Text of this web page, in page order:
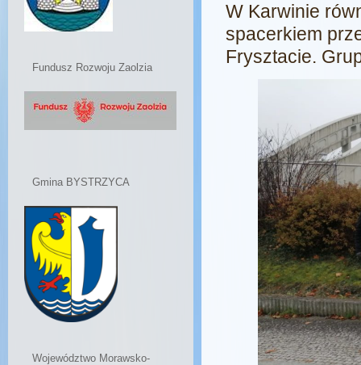
W Karwinie
spacerkiem
Frysztacie.
Fundusz Rozwoju Zaolzia
Gmina BYSTRZYCA
Województwo Morawsko-